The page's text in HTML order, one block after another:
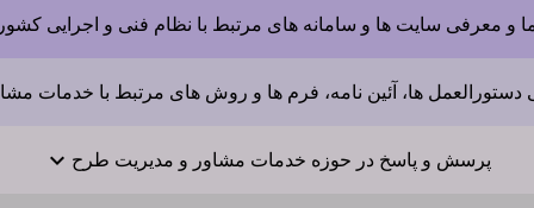
و معرفی سایت ها و سامانه های مرتبط با نظام فنی و اجرایی
دستورالعمل ها، آئین نامه، فرم ها و روش های مرتبط با خدمات
پرسش و پاسخ در حوزه خدمات مشاور و مدیریت طرح